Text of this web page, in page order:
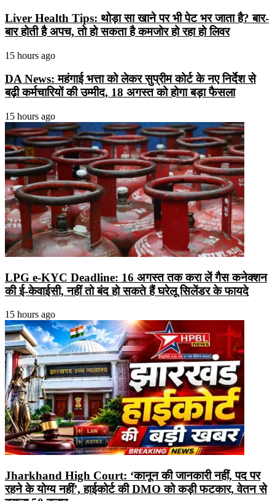
Liver Health Tips: थोड़ा सा खाने पर भी पेट भर जाता है? बार-
बार होती है अपच, तो हो सकता है कमजोर हो रहा हो लिवर
15 hours ago
DA News: महंगाई भत्ता को लेकर सुप्रीम कोर्ट के नए निर्देश से
बढ़ी कर्मचारियों की उम्मीद, 18 अगस्त को होगा बड़ा फैसला
15 hours ago
LPG e-KYC Deadline: 16 अगस्त तक करा लें गैस कनेक्शन
की ई-केवाईसी, नहीं तो बंद हो सकते हैं घरेलू सिलेंडर के फायदे
15 hours ago
Jharkhand High Court: ‘कानून की जानकारी नहीं, पद पर
रहने के योग्य नहीं’, हाईकोर्ट की DMO को कड़ी फटकार, वेतन से